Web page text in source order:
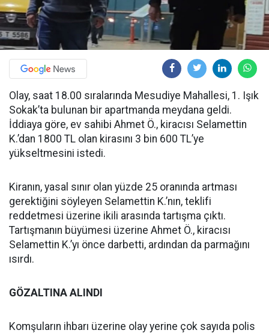
Olay, saat 18.00 sıralarında Mesudiye Mahallesi, 1. Işık
Sokak’ta bulunan bir apartmanda meydana geldi.
İddiaya göre, ev sahibi Ahmet Ö., kiracısı Selamettin
K.’dan 1800 TL olan kirasını 3 bin 600 TL’ye
yükseltmesini istedi.
Kiranın, yasal sınır olan yüzde 25 oranında artması
gerektiğini söyleyen Selamettin K.’nın, teklifi
reddetmesi üzerine ikili arasında tartışma çıktı.
Tartışmanın büyümesi üzerine Ahmet Ö., kiracısı
Selamettin K.’yı önce darbetti, ardından da parmağını
ısırdı.
GÖZALTINA ALINDI
Komşuların ihbarı üzerine olay yerine çok sayıda polis